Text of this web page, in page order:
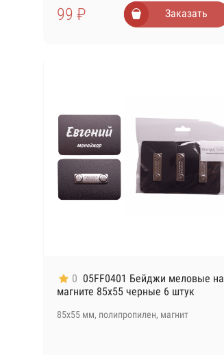
99 ₽ Заказать
0 05FF0401 Бейджи меловые на
магните 85х55 черные 6 штук
85х55 мм, полипропилен, магнит